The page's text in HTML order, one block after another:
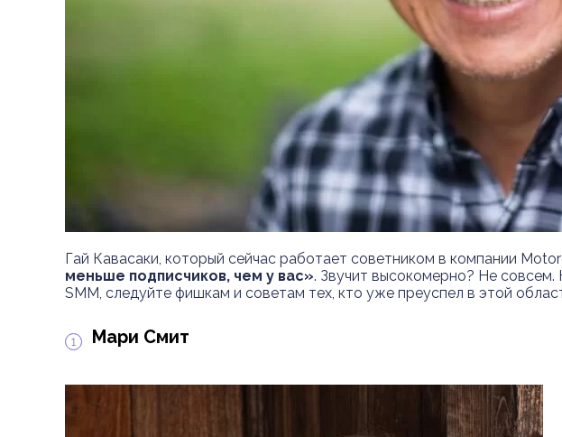
Гай Кавасаки, который сейчас работает советником в компании
меньше подписчиков, чем у вас». Звучит высокомерно? Не совсем.
SMM, следуйте фишкам и советам тех, кто уже преуспел в этой
Мари Смит